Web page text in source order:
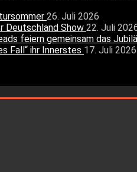
26. Juli 2026
Deutschland Show 22. Juli
feiern gemeinsam das
Fall“ ihr Innerstes 17. Juli 2026